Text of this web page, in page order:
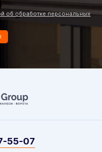
об обработке персональных
55-07